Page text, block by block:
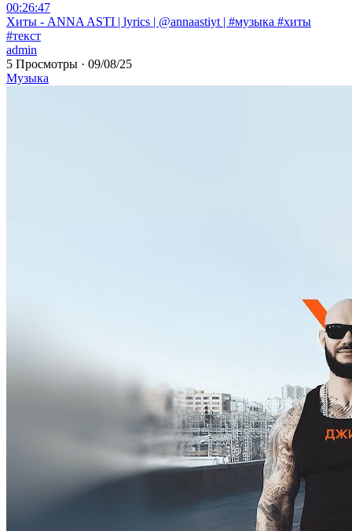
00:26:47
⁣Хиты - ANNA ASTI | lyrics | @annaastiyt | #музыка #хиты
#текст
admin
5 Просмотры · 09/08/25
Музыка